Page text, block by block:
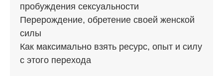
пробуждения сексуальности
Перерождение, обретение своей женской
силы
Как максимально взять ресурс, опыт и силу
с этого перехода